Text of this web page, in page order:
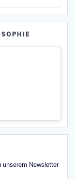
unserem Newsletter